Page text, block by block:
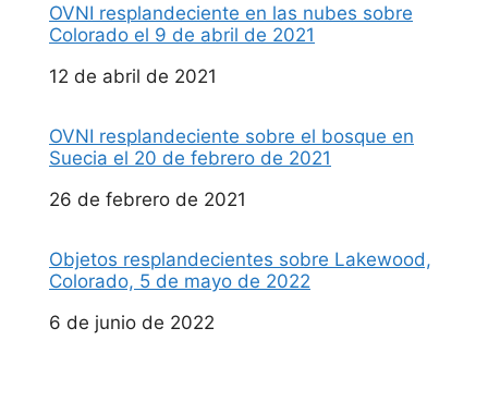
OVNI resplandeciente en las nubes sobre
Colorado el 9 de abril de 2021
Fecha
12 de abril de 2021
OVNI resplandeciente sobre el bosque en
Suecia el 20 de febrero de 2021
Fecha
26 de febrero de 2021
Objetos resplandecientes sobre Lakewood,
Colorado, 5 de mayo de 2022
Fecha
6 de junio de 2022